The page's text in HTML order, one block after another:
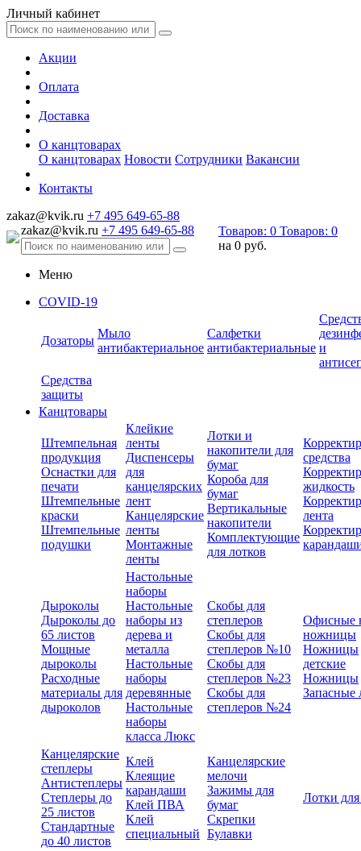
Личный кабинет
Акции
Оплата
Доставка
О канцтоварах
О канцтоварах Новости Сотрудники Вакансии
Контакты
zakaz@kvik.ru +7 495 649-65-88
zakaz@kvik.ru +7 495 649-65-88 Товаров: 0 Товаров: 0
на 0 руб.
Меню
COVID-19
Дозаторы
Мыло
антибактериальное
Салфетки
антибактериальные и
Средства
защиты
Канцтовары
Штемпельная
продукция
Оснастки для
печати
Штемпельные
краски
Штемпельные
подушки
Клейкие
ленты
Диспенсеры
для
канцелярских
лент
Канцелярские
ленты
Монтажные
ленты
Лотки и
накопители для
бумаг
Короба для
бумаг
Вертикальные
накопители
Комплектующие
для лотков
средства
жидкость
лента
Дыроколы
Дыроколы до
65 листов
Мощные
дыроколы
Расходные
материалы для
дыроколов
Настольные
наборы
Настольные
наборы из
дерева и
металла
Настольные
наборы
деревянные
Настольные
наборы
класса Люкс
Скобы для
степлеров
Скобы для
степлеров №10
Скобы для
степлеров №23
Скобы для
степлеров №24
Офисные
ножницы
Ножницы
детские
Ножницы
Запасные
Канцелярские
степлеры
Антистеплеры
Степлеры до
25 листов
Стандартные
до 40 листов
Клей
Клеящие
карандаши
Клей ПВА
Клей
специальный
Канцелярские
мелочи
Зажимы для
бумаг
Скрепки
Булавки
Лотки